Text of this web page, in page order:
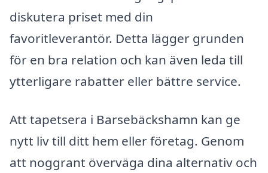
diskutera priset med din
favoritleverantör. Detta lägger grunden
för en bra relation och kan även leda till
ytterligare rabatter eller bättre service.
Att tapetsera i Barsebäckshamn kan ge
nytt liv till ditt hem eller företag. Genom
att noggrant överväga dina alternativ och